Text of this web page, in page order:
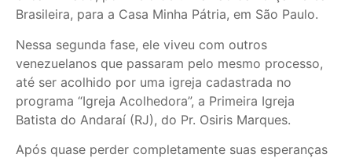
Brasileira, para a Casa Minha Pátria, em São Paulo.
Nessa segunda fase, ele viveu com outros
venezuelanos que passaram pelo mesmo processo,
até ser acolhido por uma igreja cadastrada no
programa “Igreja Acolhedora”, a Primeira Igreja
Batista do Andaraí (RJ), do Pr. Osiris Marques.
Após quase perder completamente suas esperanças